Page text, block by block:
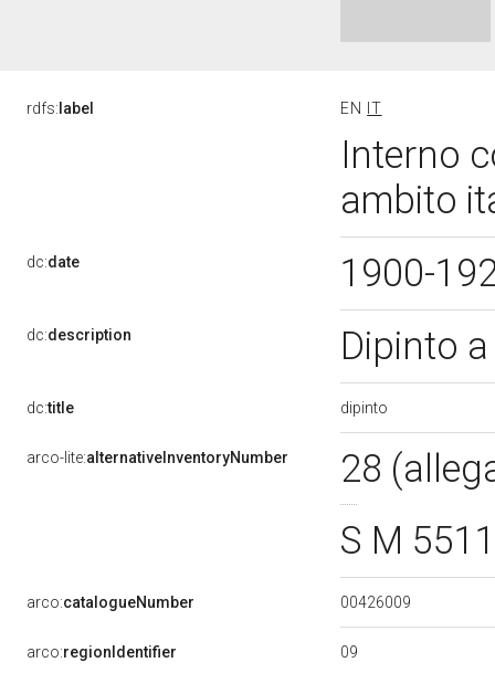
rdfs: label EN IT
Interno
ambito
dc:date 1900-
dc:description Dipinto
dc:title dipinto
arco-lite:alternativeInventoryNumber
28
S M
arco:catalogueNumber 00426009
arco:regionIdentifier 09